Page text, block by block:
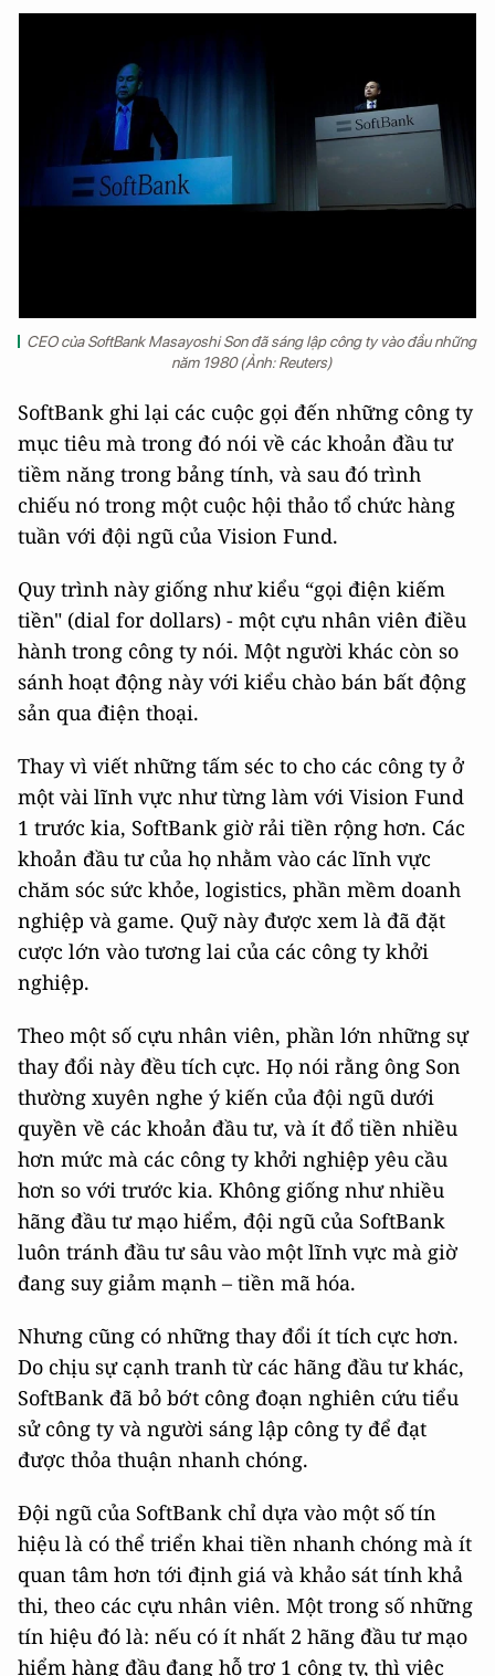
CEO của SoftBank Masayoshi Son đã sáng lập công ty vào đầu những
năm 1980 (Ảnh: Reuters)
SoftBank ghi lại các cuộc gọi đến những công ty
mục tiêu mà trong đó nói về các khoản đầu tư
tiềm năng trong bảng tính, và sau đó trình
chiếu nó trong một cuộc hội thảo tổ chức hàng
tuần với đội ngũ của Vision Fund.
Quy trình này giống như kiểu “gọi điện kiếm
tiền" (dial for dollars) - một cựu nhân viên điều
hành trong công ty nói. Một người khác còn so
sánh hoạt động này với kiểu chào bán bất động
sản qua điện thoại.
Thay vì viết những tấm séc to cho các công ty ở
một vài lĩnh vực như từng làm với Vision Fund
1 trước kia, SoftBank giờ rải tiền rộng hơn. Các
khoản đầu tư của họ nhằm vào các lĩnh vực
chăm sóc sức khỏe, logistics, phần mềm doanh
nghiệp và game. Quỹ này được xem là đã đặt
cược lớn vào tương lai của các công ty khởi
nghiệp.
Theo một số cựu nhân viên, phần lớn những sự
thay đổi này đều tích cực. Họ nói rằng ông Son
thường xuyên nghe ý kiến của đội ngũ dưới
quyền về các khoản đầu tư, và ít đổ tiền nhiều
hơn mức mà các công ty khởi nghiệp yêu cầu
hơn so với trước kia. Không giống như nhiều
hãng đầu tư mạo hiểm, đội ngũ của SoftBank
luôn tránh đầu tư sâu vào một lĩnh vực mà giờ
đang suy giảm mạnh – tiền mã hóa.
Nhưng cũng có những thay đổi ít tích cực hơn.
Do chịu sự cạnh tranh từ các hãng đầu tư khác,
SoftBank đã bỏ bớt công đoạn nghiên cứu tiểu
sử công ty và người sáng lập công ty để đạt
được thỏa thuận nhanh chóng.
Đội ngũ của SoftBank chỉ dựa vào một số tín
hiệu là có thể triển khai tiền nhanh chóng mà ít
quan tâm hơn tới định giá và khảo sát tính khả
thi, theo các cựu nhân viên. Một trong số những
tín hiệu đó là: nếu có ít nhất 2 hãng đầu tư mạo
hiểm hàng đầu đang hỗ trợ 1 công ty, thì việc